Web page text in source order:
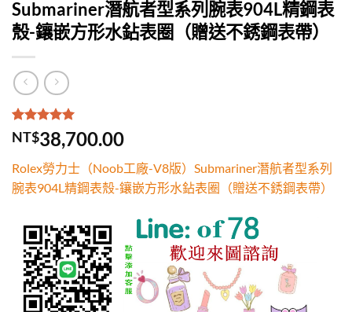
Submariner潛航者型系列腕表904L精鋼表
殼-鑲嵌方形水鉆表圈（贈送不銹鋼表帶）
評分5.00 /
5，已有
1
位
分
NT$38,700.00
Rolex勞力士（Noob工廠-V8版）Submariner潛航者型系列
腕表904L精鋼表殼-鑲嵌方形水鉆表圈（贈送不銹鋼表帶）